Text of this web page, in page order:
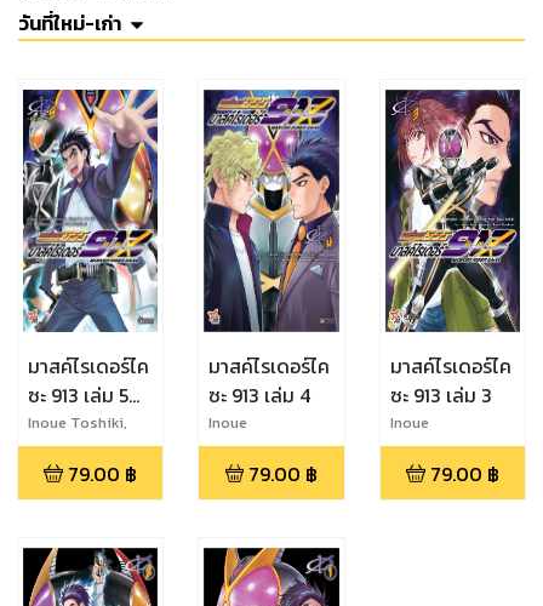
วันที่ใหม่-เก่า
มาสค์ไรเดอร์ไค
ซะ 913 เล่ม 5
(จบ)
Inoue Toshiki,
Kanoe Yushi
79.00 ฿
มาสค์ไรเดอร์ไค
ซะ 913 เล่ม 4
Inoue
Toshiki,Kanoe
Yushi 79.00 ฿
มาสค์ไรเดอร์ไค
ซะ 913 เล่ม 3
Inoue
Toshiki,Kanoe
Yushi 79.00 ฿